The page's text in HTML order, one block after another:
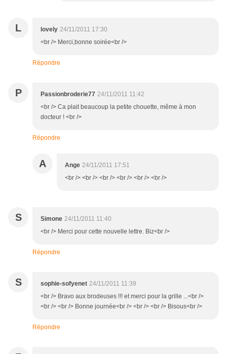
L lovely 24/11/2011 17:30
<br /> Merci,bonne soirée<br />
Répondre
P Passionbroderie77 24/11/2011 11:42
<br /> Ca plait beaucoup la petite chouette, même à mon
docteur ! <br />
Répondre
A Ange 24/11/2011 17:51
<br /> <br /> <br /> <br /> <br /> <br />
S Simone 24/11/2011 11:40
<br /> Merci pour cette nouvelle lettre. Biz<br />
Répondre
S sophie-sofyenet 24/11/2011 11:39
<br /> Bravo aux brodeuses !!! et merci pour la grille ...<br />
<br /> <br /> Bonne journée<br /> <br /> <br /> Bisous<br />
Répondre